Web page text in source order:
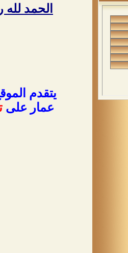
الحمد
يتقدم
عمار على